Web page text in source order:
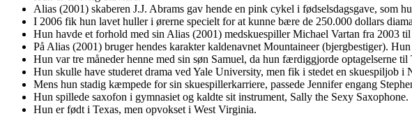
Alias (2001) skaberen J.J. Abrams gav hende en pink cykel i fødselsdagsgave, som
I 2006 fik hun lavet huller i ørerne specielt for at kunne bære de 250.000 dollars
Hun havde et forhold med sin Alias (2001) medskuespiller Michael Vartan fra 2003
På Alias (2001) bruger hendes karakter kaldenavnet Mountaineer (bjergbestiger).
Hun var tre måneder henne med sin søn Samuel, da hun færdiggjorde optagelserne
Hun skulle have studeret drama ved Yale University, men fik i stedet en skuespiljob i
Mens hun stadig kæmpede for sin skuespillerkarriere, passede Jennifer engang
Hun spillede saxofon i gymnasiet og kaldte sit instrument, Sally the Sexy Saxophone.
Hun er født i Texas, men opvokset i West Virginia.